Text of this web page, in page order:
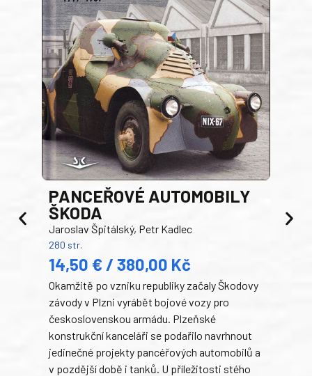
PANCEŘOVÉ AUTOMOBILY
ŠKODA
Jaroslav Špitálský, Petr Kadlec
280 str.
14,50 € / 380,00 Kč
Okamžitě po vzniku republiky začaly Škodovy
závody v Plzni vyrábět bojové vozy pro
československou armádu. Plzeňské
konstrukční kanceláři se podařilo navrhnout
jedinečné projekty pancéřových automobilů a
v pozdější době i tanků. U příležitosti stého